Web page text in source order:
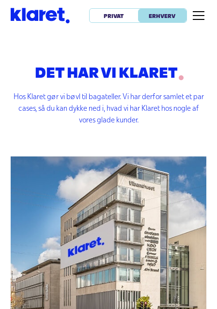
PRIVAT ERHVERV
DET HAR VI KLARET
Hos Klaret gør vi bøvl til bagateller. Vi har derfor samlet et par
cases, så du kan dykke ned i, hvad vi har Klaret hos nogle af
vores glade kunder.